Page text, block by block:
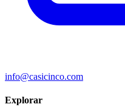
info@casicinco.com
Explorar